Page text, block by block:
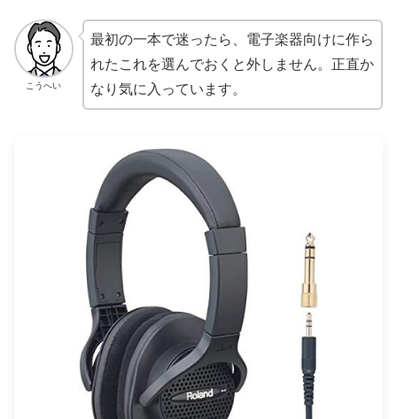
こうへい
最初の一本で迷ったら、電子楽器向けに作ら
れたこれを選んでおくと外しません。正直か
なり気に入っています。